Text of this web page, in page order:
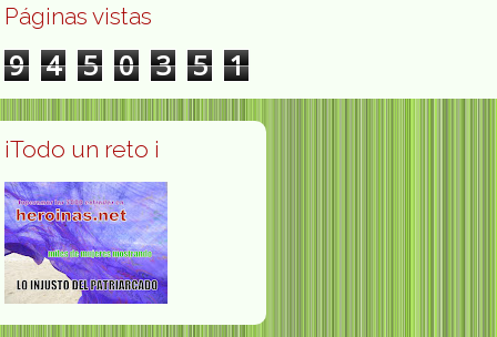
Páginas vistas
9 4 5 0 3 5 1
¡Todo un reto ¡